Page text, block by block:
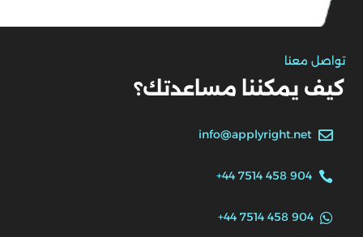

info@applyright.net

+44 7514 458 904

+44 7514 458 904
تواصل معنا
كيف يمكننا مساعدتك؟